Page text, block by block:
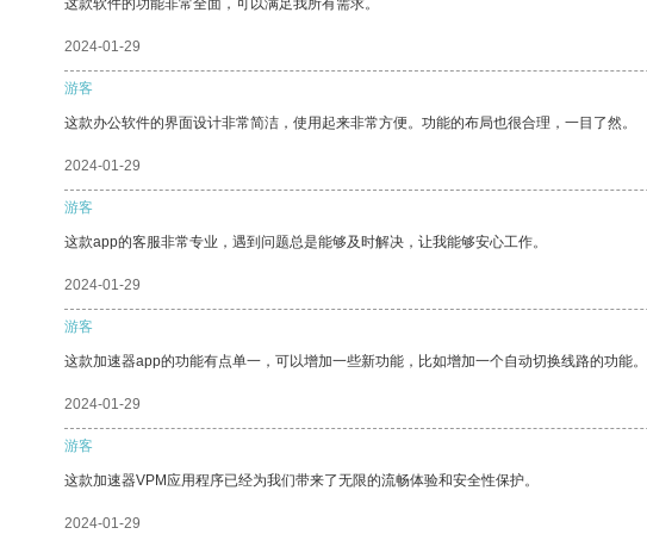
这款软件的功能非常全面，可以满足我所有需求。
2024-01-29
游客
这款办公软件的界面设计非常简洁，使用起来非常方便。功能的布局也很合理，一目了然。
2024-01-29
游客
这款app的客服非常专业，遇到问题总是能够及时解决，让我能够安心工作。
2024-01-29
游客
这款加速器app的功能有点单一，可以增加一些新功能，比如增加一个自动切换线路的功能。
2024-01-29
游客
这款加速器VPM应用程序已经为我们带来了无限的流畅体验和安全性保护。
2024-01-29